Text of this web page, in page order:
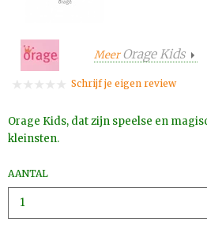
MeerOrage Kids
Schrijf je eigen review
Orage Kids, dat zijn speelse en
kleinsten.
AANTAL